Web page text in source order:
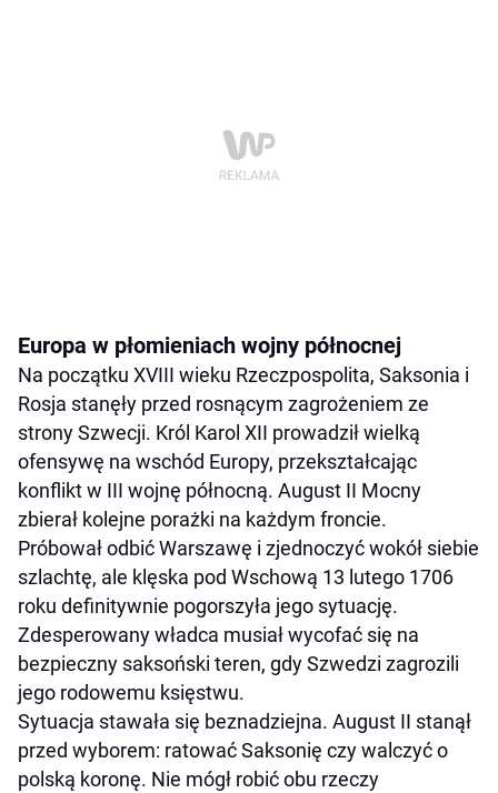
Europa w płomieniach wojny północnej
Na początku XVIII wieku Rzeczpospolita, Saksonia i
Rosja stanęły przed rosnącym zagrożeniem ze
strony Szwecji. Król Karol XII prowadził wielką
ofensywę na wschód Europy, przekształcając
konflikt w III wojnę północną. August II Mocny
zbierał kolejne porażki na każdym froncie.
Próbował odbić Warszawę i zjednoczyć wokół siebie
szlachtę, ale klęska pod Wschową 13 lutego 1706
roku definitywnie pogorszyła jego sytuację.
Zdesperowany władca musiał wycofać się na
bezpieczny saksoński teren, gdy Szwedzi zagrozili
jego rodowemu księstwu.
Sytuacja stawała się beznadziejna. August II stanął
przed wyborem: ratować Saksonię czy walczyć o
polską koronę. Nie mógł robić obu rzeczy